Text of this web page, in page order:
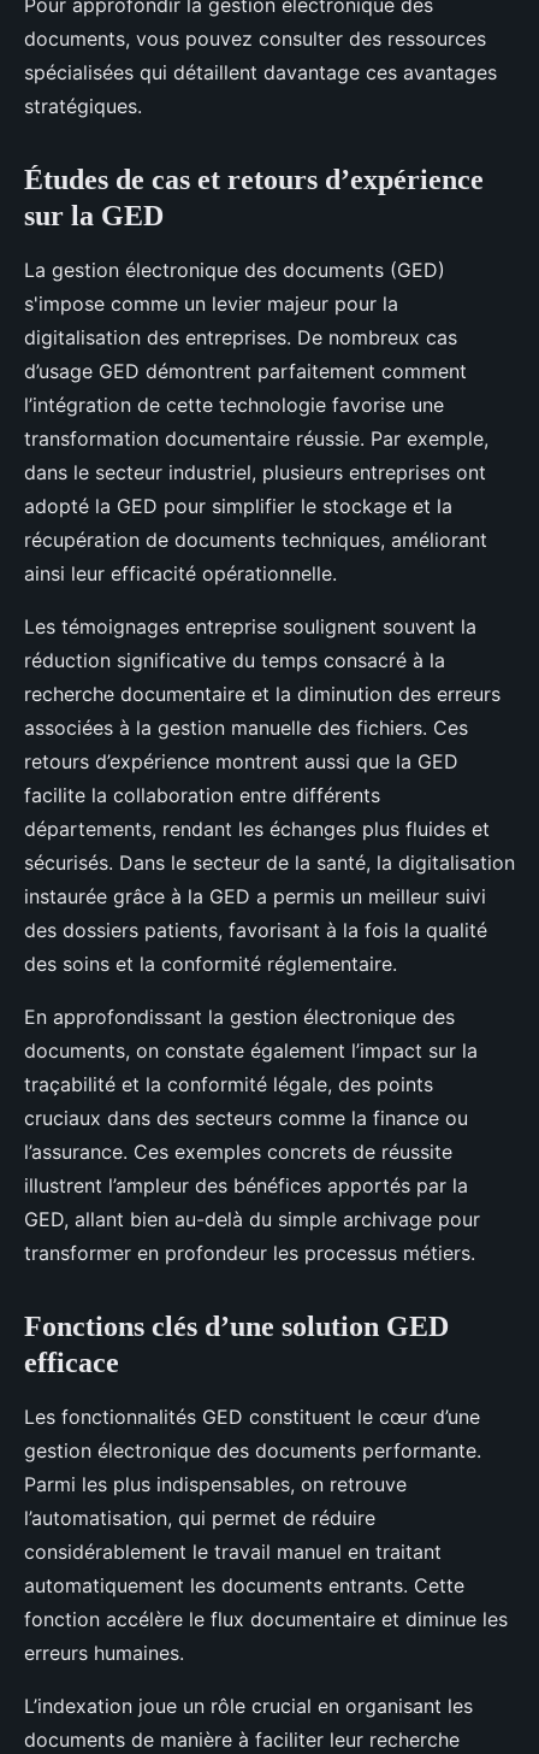
Pour approfondir la gestion électronique des
documents, vous pouvez consulter des ressources
spécialisées qui détaillent davantage ces avantages
stratégiques.
Études de cas et retours d’expérience
sur la GED
La gestion électronique des documents (GED)
s'impose comme un levier majeur pour la
digitalisation des entreprises. De nombreux cas
d’usage GED démontrent parfaitement comment
l’intégration de cette technologie favorise une
transformation documentaire réussie. Par exemple,
dans le secteur industriel, plusieurs entreprises ont
adopté la GED pour simplifier le stockage et la
récupération de documents techniques, améliorant
ainsi leur efficacité opérationnelle.
Les témoignages entreprise soulignent souvent la
réduction significative du temps consacré à la
recherche documentaire et la diminution des erreurs
associées à la gestion manuelle des fichiers. Ces
retours d’expérience montrent aussi que la GED
facilite la collaboration entre différents
départements, rendant les échanges plus fluides et
sécurisés. Dans le secteur de la santé, la digitalisation
instaurée grâce à la GED a permis un meilleur suivi
des dossiers patients, favorisant à la fois la qualité
des soins et la conformité réglementaire.
En approfondissant la gestion électronique des
documents, on constate également l’impact sur la
traçabilité et la conformité légale, des points
cruciaux dans des secteurs comme la finance ou
l’assurance. Ces exemples concrets de réussite
illustrent l’ampleur des bénéfices apportés par la
GED, allant bien au-delà du simple archivage pour
transformer en profondeur les processus métiers.
Fonctions clés d’une solution GED
efficace
Les fonctionnalités GED constituent le cœur d’une
gestion électronique des documents performante.
Parmi les plus indispensables, on retrouve
l’automatisation, qui permet de réduire
considérablement le travail manuel en traitant
automatiquement les documents entrants. Cette
fonction accélère le flux documentaire et diminue les
erreurs humaines.
L’indexation joue un rôle crucial en organisant les
documents de manière à faciliter leur recherche